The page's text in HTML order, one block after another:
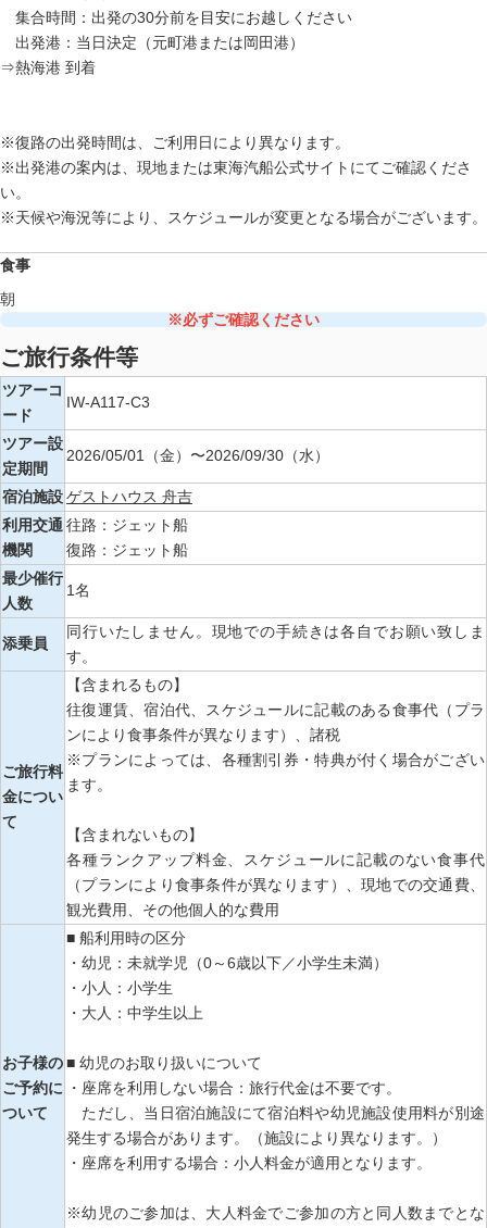
集合時間：出発の30分前を目安にお越しください
出発港：当日決定（元町港または岡田港）
⇒熱海港 到着
※復路の出発時間は、ご利用日により異なります。
※出発港の案内は、現地または東海汽船公式サイトにてご確認くださ
い。
※天候や海況等により、スケジュールが変更となる場合がございます。
食事
朝
※必ずご確認ください
ご旅行条件等
ツアーコ
ード
IW-A117-C3
ツアー設
定期間
2026/05/01（金）〜2026/09/30（水）
宿泊施設ゲストハウス 舟吉
利用交通
機関
往路：ジェット船
復路：ジェット船
最少催行
人数
1名
添乗員
同行いたしません。現地での手続きは各自でお願い致しま
す。
ご旅行料
金につい
て
【含まれるもの】
往復運賃、宿泊代、スケジュールに記載のある食事代（プラ
ンにより食事条件が異なります）、諸税
※プランによっては、各種割引券・特典が付く場合がござい
ます。
【含まれないもの】
各種ランクアップ料金、スケジュールに記載のない食事代
（プランにより食事条件が異なります）、現地での交通費、
観光費用、その他個人的な費用
お子様の
ご予約に
ついて
■ 船利用時の区分
・幼児：未就学児（0～6歳以下／小学生未満）
・小人：小学生
・大人：中学生以上
■ 幼児のお取り扱いについて
・座席を利用しない場合：旅行代金は不要です。
ただし、当日宿泊施設にて宿泊料や幼児施設使用料が別途
発生する場合があります。（施設により異なります。）
・座席を利用する場合：小人料金が適用となります。
※幼児のご参加は、大人料金でご参加の方と同人数までとな